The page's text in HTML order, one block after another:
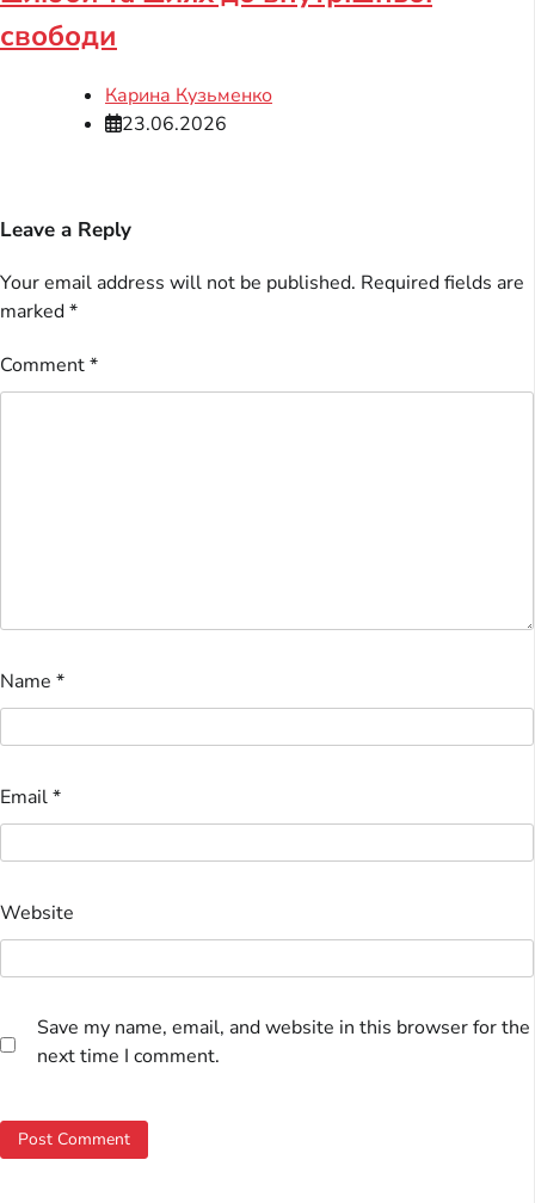
свободи
Карина Кузьменко
23.06.2026
Leave a Reply
Your email address will not be published. Required fields are
marked*
Comment*
Name *
Email*
Website
Save my name, email, and website in this browser for the
next time I comment.